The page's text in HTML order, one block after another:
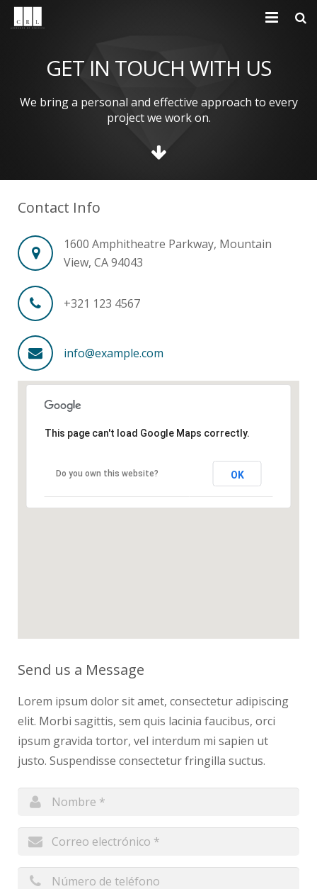
Ramos de Operación
Principales Proveedores
Políticas
Contáctenos
GET IN TOUCH WITH US
We bring a personal and effective approach to every
project we work on.
Contact Info
1600 Amphitheatre Parkway, Mountain
View, CA 94043
+321 123 4567
info@example.com
This page can't load Google Maps correctly.
Do you own this website? OK
Send us a Message
Lorem ipsum dolor sit amet, consectetur adipiscing
elit. Morbi sagittis, sem quis lacinia faucibus, orci
ipsum gravida tortor, vel interdum mi sapien ut
justo. Suspendisse consectetur fringilla suctus.